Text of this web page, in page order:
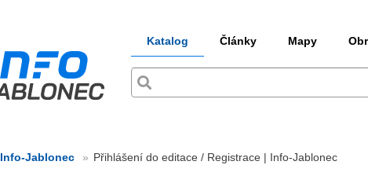
Katalog Články Mapy
Info-Jablonec Přihlášení do editace / Registrace | Info-Jablonec